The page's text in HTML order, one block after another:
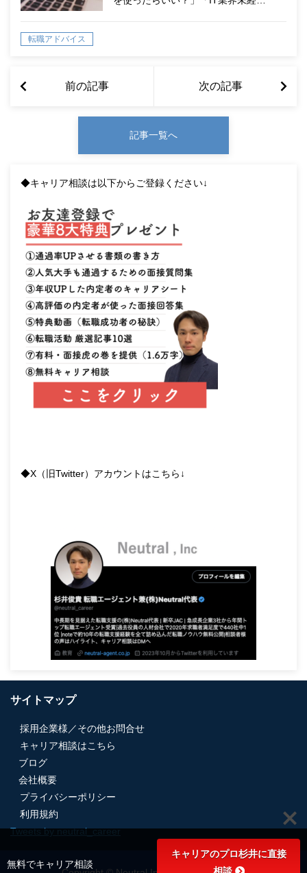
転職アドバイス
前の記事 次の記事
記事一覧へ
◆キャリア相談は以下からご登録ください↓
◆X（旧Twitter）アカウントはこちら↓
サイトマップ
採用企業様／その他お問合せ
キャリア相談はこちら
ブログ
会社概要
プライバシーポリシー
利用規約
Tweets by neutral_career
無料でキャリア相談
キャリアのプロ杉井に直接